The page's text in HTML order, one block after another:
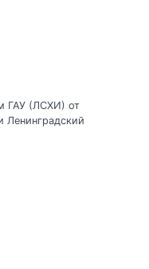
ГАУ (ЛСХИ) от
Ленинградский